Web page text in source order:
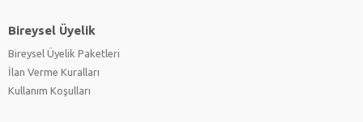
Bireysel Üyelik
Bireysel Üyelik Paketleri
İlan Verme Kuralları
Kullanım Koşulları